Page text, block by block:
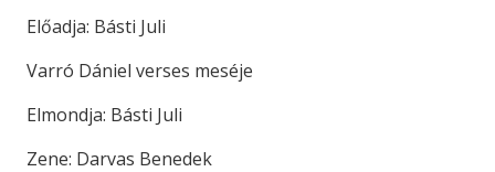
Előadja: Básti Juli
Varró Dániel verses meséje
Elmondja: Básti Juli
Zene: Darvas Benedek